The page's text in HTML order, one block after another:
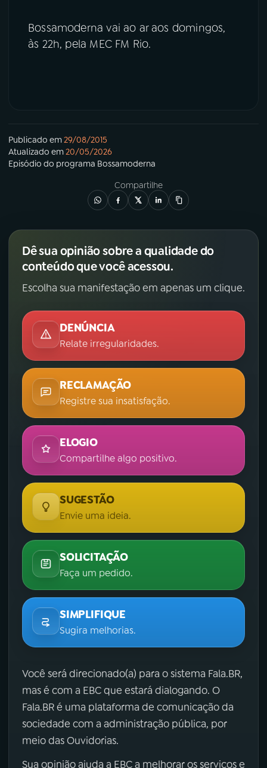
Bossamoderna vai ao ar aos domingos,
às 22h, pela MEC FM Rio.
Publicado em29/08/2015
Atualizado em20/05/2026
Episódio do programa Bossamoderna
Compartilhe
Dê sua opinião sobre a qualidade do
conteúdo que você acessou.
Escolha sua manifestação em apenas um clique.
DENÚNCIA
Relate irregularidades.
RECLAMAÇÃO
Registre sua insatisfação.
ELOGIO
Compartilhe algo positivo.
SUGESTÃO
Envie uma ideia.
SOLICITAÇÃO
Faça um pedido.
SIMPLIFIQUE
Sugira melhorias.
Você será direcionado(a) para o sistema Fala.BR,
mas é com a EBC que estará dialogando. O
Fala.BR é uma plataforma de comunicação da
sociedade com a administração pública, por
meio das Ouvidorias.
Sua opinião ajuda a EBC a melhorar os serviços e